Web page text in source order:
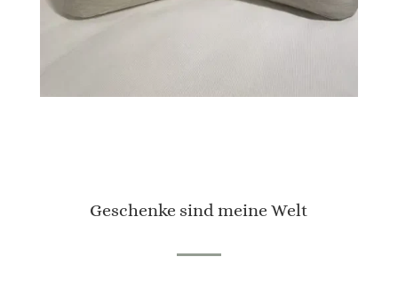
Geschenke sind meine Welt